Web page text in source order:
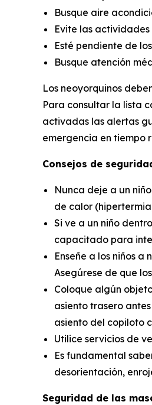
Busque aire
Evite las
Esté pendiente de
Busque atención
Los neoyorquinos
Para consultar la lista
activadas las alertas
emergencia en tiempo
Consejos de
Nunca deje a un
de calor
Si ve a un niño
capacitado para
Enseñe a los niños
Asegúrese de que
Coloque algún
asiento trasero
asiento del copiloto
Utilice servicios de
Es fundamental
desorientación,
Seguridad de las